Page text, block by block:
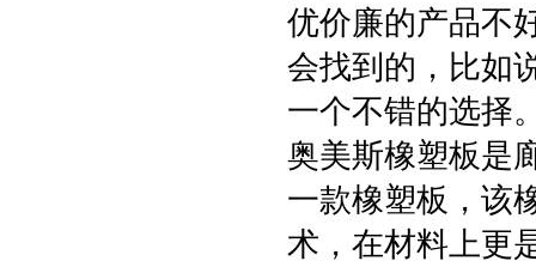
优价廉的产品不
会找到的，比如
一个不错的选择
奥美斯橡塑板是
一款橡塑板，该
术，在材料上更